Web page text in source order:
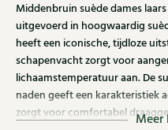
Middenbruin suède dames
uitgevoerd in hoogwaardig
heeft een iconische, tijdloze
schapenvacht zorgt voor
lichaamstemperatuur aan. De
naden geeft een karakteristiek
zorgt voor comfortabel
Meer